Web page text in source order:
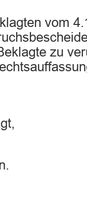
vom
zu